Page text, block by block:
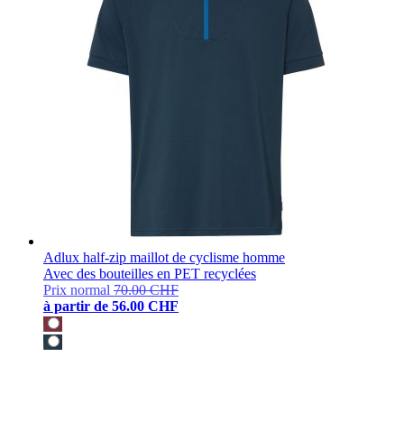
Adlux half-zip maillot de cyclisme homme
Avec des bouteilles en PET recyclées
Prix normal 70.00 CHF
à partir de 56.00 CHF